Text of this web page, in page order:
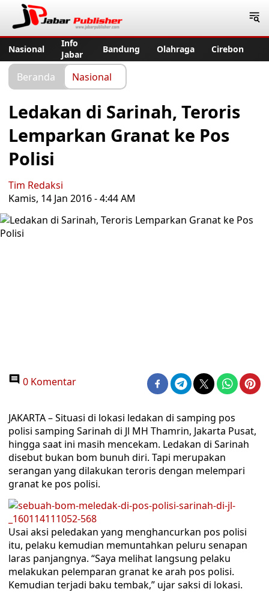
Nasional
Info
Jabar
Bandung Olahraga Cirebon
Beranda Nasional
Ledakan di Sarinah, Teroris
Lemparkan Granat ke Pos
Polisi
Tim Redaksi
Kamis, 14 Jan 2016 - 4:44 AM
0 Komentar
JAKARTA – Situasi di lokasi ledakan di samping pos
polisi samping Sarinah di Jl MH Thamrin, Jakarta Pusat,
hingga saat ini masih mencekam. Ledakan di Sarinah
disebut bukan bom bunuh diri. Tapi merupakan
serangan yang dilakukan teroris dengan melempari
granat ke pos polisi.
Usai aksi peledakan yang menghancurkan pos polisi
itu, pelaku kemudian memuntahkan peluru senapan
laras panjangnya. “Saya melihat langsung pelaku
melakukan pelemparan granat ke arah pos polisi.
Kemudian terjadi baku tembak,” ujar saksi di lokasi.